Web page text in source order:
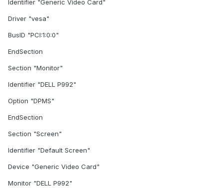
Identifier "Generic Video Card"
Driver "vesa"
BusID "PCI:1:0:0"
EndSection
Section "Monitor"
Identifier "DELL P992"
Option "DPMS"
EndSection
Section "Screen"
Identifier "Default Screen"
Device "Generic Video Card"
Monitor "DELL P992"